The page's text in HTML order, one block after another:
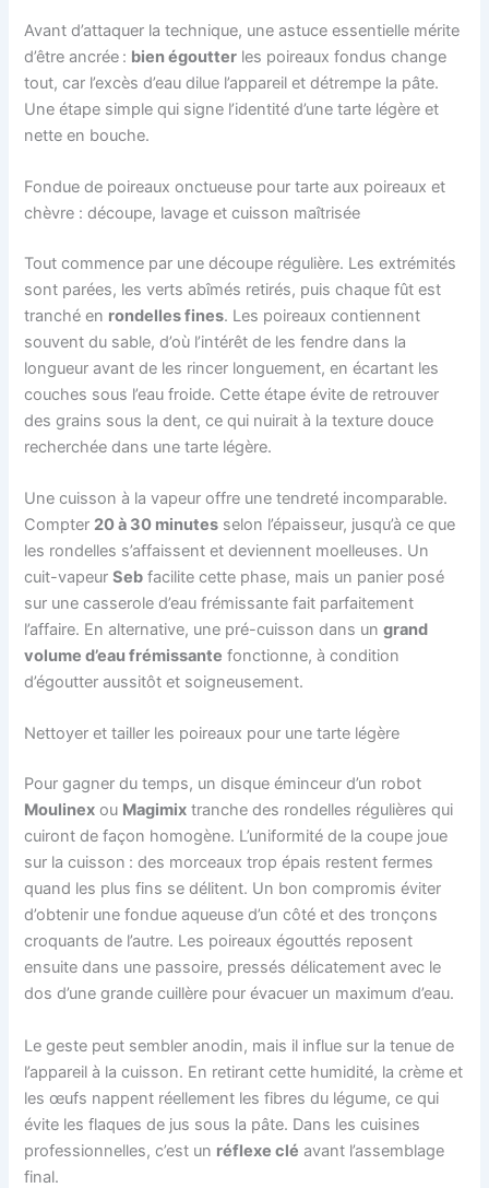
Avant d’attaquer la technique, une astuce essentielle mérite
d’être ancrée : bien égoutter les poireaux fondus change
tout, car l’excès d’eau dilue l’appareil et détrempe la pâte.
Une étape simple qui signe l’identité d’une tarte légère et
nette en bouche.
Fondue de poireaux onctueuse pour tarte aux poireaux et
chèvre : découpe, lavage et cuisson maîtrisée
Tout commence par une découpe régulière. Les extrémités
sont parées, les verts abîmés retirés, puis chaque fût est
tranché en rondelles fines. Les poireaux contiennent
souvent du sable, d’où l’intérêt de les fendre dans la
longueur avant de les rincer longuement, en écartant les
couches sous l’eau froide. Cette étape évite de retrouver
des grains sous la dent, ce qui nuirait à la texture douce
recherchée dans une tarte légère.
Une cuisson à la vapeur offre une tendreté incomparable.
Compter 20 à 30 minutes selon l’épaisseur, jusqu’à ce que
les rondelles s’affaissent et deviennent moelleuses. Un
cuit-vapeurSeb facilite cette phase, mais un panier posé
sur une casserole d’eau frémissante fait parfaitement
l’affaire. En alternative, une pré-cuisson dans ungrand
volume d’eau frémissante fonctionne, à condition
d’égoutter aussitôt et soigneusement.
Nettoyer et tailler les poireaux pour une tarte légère
Pour gagner du temps, un disque éminceur d’un robot
Moulinex ou Magimix tranche des rondelles régulières qui
cuiront de façon homogène. L’uniformité de la coupe joue
sur la cuisson : des morceaux trop épais restent fermes
quand les plus fins se délitent. Un bon compromis éviter
d’obtenir une fondue aqueuse d’un côté et des tronçons
croquants de l’autre. Les poireaux égouttés reposent
ensuite dans une passoire, pressés délicatement avec le
dos d’une grande cuillère pour évacuer un maximum d’eau.
Le geste peut sembler anodin, mais il influe sur la tenue de
l’appareil à la cuisson. En retirant cette humidité, la crème et
les œufs nappent réellement les fibres du légume, ce qui
évite les flaques de jus sous la pâte. Dans les cuisines
professionnelles, c’est un réflexe clé avant l’assemblage
final.